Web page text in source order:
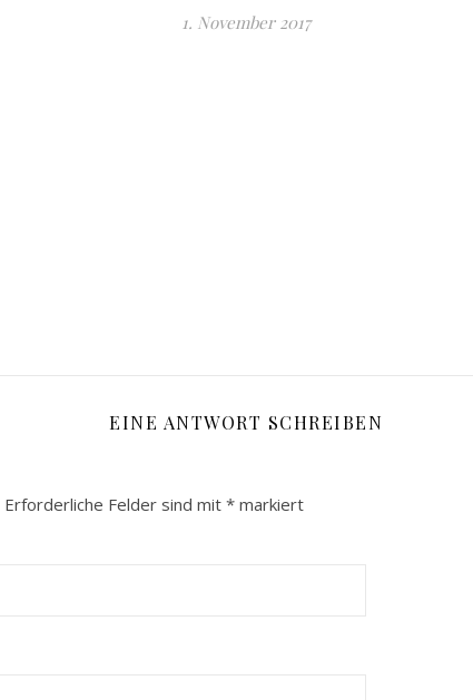
1. November 2017
EINE ANTWORT SCHREIBEN
Erforderliche Felder sind mit * markiert